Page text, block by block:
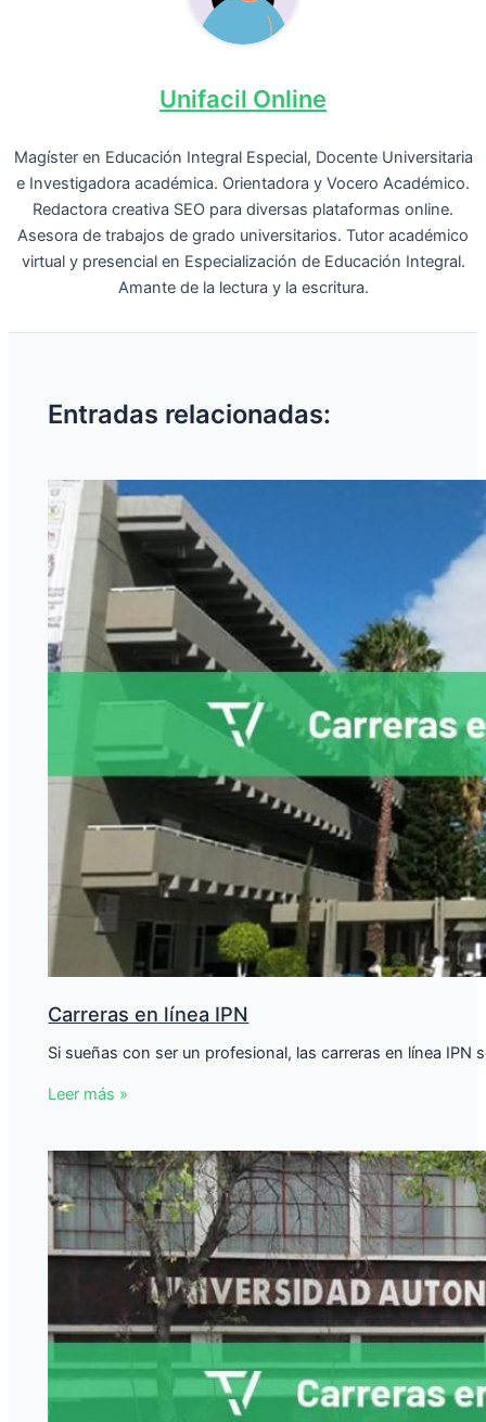
Unifacil Online
Magíster en Educación Integral Especial, Docente Universitaria
e Investigadora académica. Orientadora y Vocero Académico.
Redactora creativa SEO para diversas plataformas online.
Asesora de trabajos de grado universitarios. Tutor académico
virtual y presencial en Especialización de Educación Integral.
Amante de la lectura y la escritura.
Entradas relacionadas:
Carreras en línea IPN
Si sueñas con ser un profesional, las carreras en línea
Leer más »